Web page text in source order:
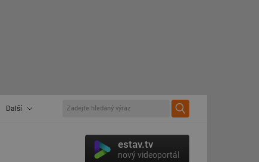
Další
estav.tv
nový videoportál